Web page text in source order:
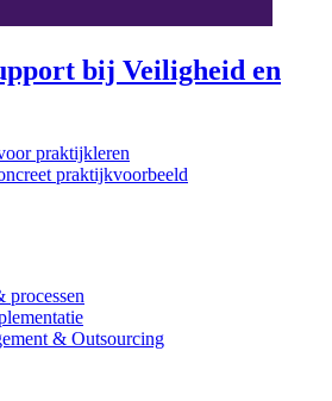
bij Veiligheid en
praktijkleren
praktijkvoorbeeld
& Outsourcing